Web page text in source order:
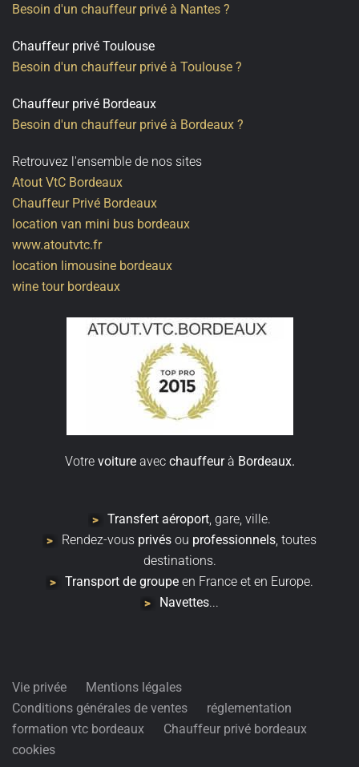
Besoin d'un chauffeur privé à Nantes ?
Chauffeur privé Toulouse
Besoin d'un chauffeur privé à Toulouse ?
Chauffeur privé Bordeaux
Besoin d'un chauffeur privé à Bordeaux ?
Retrouvez l'ensemble de nos sites
Atout VtC Bordeaux
Chauffeur Privé Bordeaux
location van mini bus bordeaux
www.atoutvtc.fr
location limousine bordeaux
wine tour bordeaux
Votre voitureavec chauffeurà Bordeaux.
Transfert aéroport, gare, ville.
Rendez-vous privés ou professionnels, toutes
destinations.
Transport de groupe en France et en Europe.
Navettes...
Vie privée
Mentions légales
Conditions générales de ventes
réglementation
formation vtc bordeaux
Chauffeur privé bordeaux
cookies